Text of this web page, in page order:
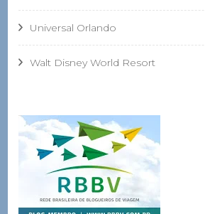
Universal Orlando
Walt Disney World Resort